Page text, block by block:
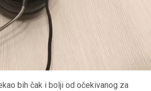
bih čak i bolji od očekivanog za